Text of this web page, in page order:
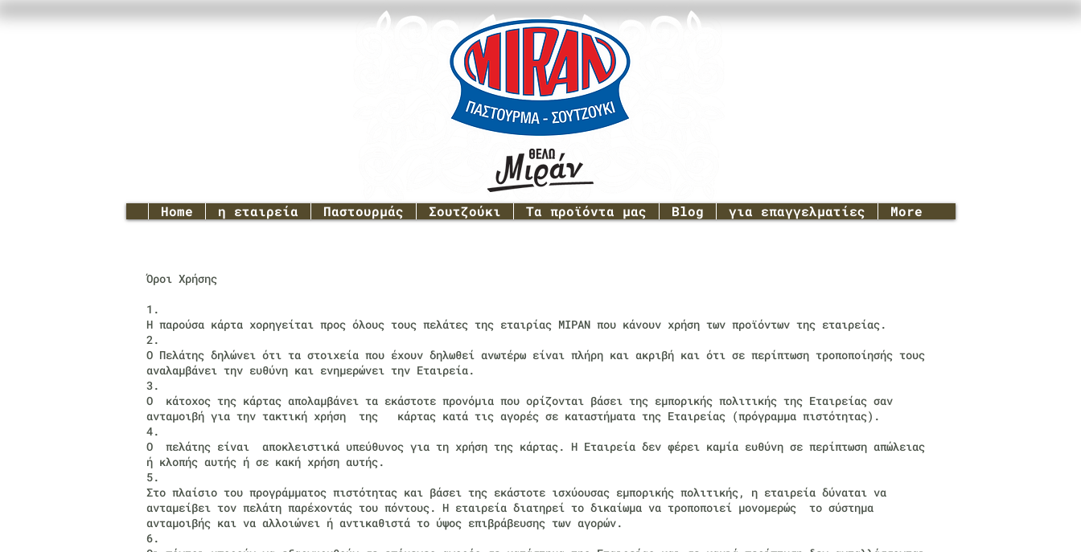
Home η εταιρεία Παστουρμάς Σουτζούκι Τα προϊόντα μας Blog για επαγγελματίες More
Όροι Χρήσης
1.
H παρούσα κάρτα χορηγείται προς όλους τους πελάτες της εταιρίας MIΡAN που κάνουν χρήση των προϊόντων της εταιρείας.
2.
Ο Πελάτης δηλώνει ότι τα στοιχεία που έχουν δηλωθεί ανωτέρω είναι πλήρη και ακριβή και ότι σε περίπτωση τροποποίησής τους
αναλαμβάνει την ευθύνη και ενημερώνει την Εταιρεία.
3.
Ο κάτοχος της κάρτας απολαμβάνει τα εκάστοτε προνόμια που ορίζονται βάσει της εμπορικής πολιτικής της Εταιρείας σαν
ανταμοιβή για την τακτική χρήση της κάρτας κατά τις αγορές σε καταστήματα της Εταιρείας (πρόγραμμα πιστότητας).
4.
Ο πελάτης είναι αποκλειστικά υπεύθυνος για τη χρήση της κάρτας. Η Εταιρεία δεν φέρει καμία ευθύνη σε περίπτωση απώλειας
ή κλοπής αυτής ή σε κακή χρήση αυτής.
5.
Στο πλαίσιο του προγράμματος πιστότητας και βάσει της εκάστοτε ισχύουσας εμπορικής πολιτικής, η εταιρεία δύναται να
ανταμείβει τον πελάτη παρέχοντάς του πόντους. Η εταιρεία διατηρεί το δικαίωμα να τροποποιεί μονομερώς το σύστημα
ανταμοιβής και να αλλοιώνει ή αντικαθιστά το ύψος επιβράβευσης των αγορών.
6.